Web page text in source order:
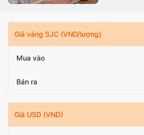
Giá vàng SJC (VND/lượng)
Mua vào
Bán ra
Giá USD (VND)